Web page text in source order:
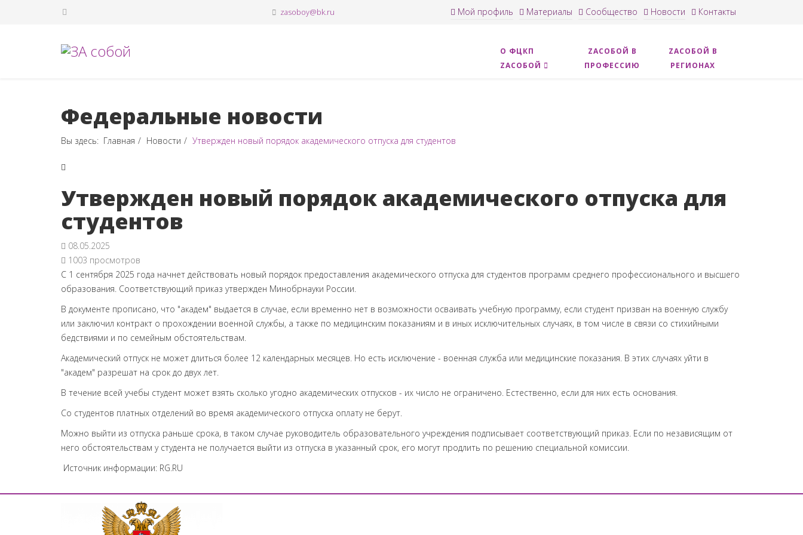
zasoboy@bk.ru Мой профиль Материалы Сообщество Новости Контакты
О ФЦКП
ZАСОБОЙ
ZACОБОЙ В
ПРОФЕССИЮ
ZAСОБОЙ В
РЕГИОНАХ
Федеральные новости
Вы здесь: Главная Новости Утвержден новый порядок академического отпуска для студентов
Утвержден новый порядок академического отпуска для
студентов
08.05.2025
1003 просмотров
С 1 сентября 2025 года начнет действовать новый порядок предоставления академического отпуска для студентов программ среднего профессионального и высшего
образования. Соответствующий приказ утвержден Минобрнауки России.
В документе прописано, что "академ" выдается в случае, если временно нет в возможности осваивать учебную программу, если студент призван на военную службу
или заключил контракт о прохождении военной службы, а также по медицинским показаниям и в иных исключительных случаях, в том числе в связи со стихийными
бедствиями и по семейным обстоятельствам.
Академический отпуск не может длиться более 12 календарных месяцев. Но есть исключение - военная служба или медицинские показания. В этих случаях уйти в
"академ" разрешат на срок до двух лет.
В течение всей учебы студент может взять сколько угодно академических отпусков - их число не ограничено. Естественно, если для них есть основания.
Со студентов платных отделений во время академического отпуска оплату не берут.
Можно выйти из отпуска раньше срока, в таком случае руководитель образовательного учреждения подписывает соответствующий приказ. Если по независящим от
него обстоятельствам у студента не получается выйти из отпуска в указанный срок, его могут продлить по решению специальной комиссии.
Источник информации: RG.RU